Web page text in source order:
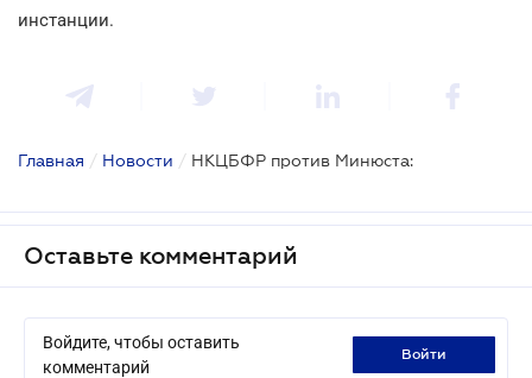
инстанции.
Главная / Новости / НКЦБФР против Минюста:
Оставьте комментарий
Войдите, чтобы оставить
комментарий
войти